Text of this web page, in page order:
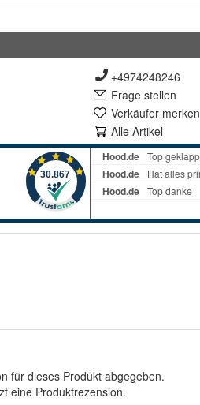
+4974248246
Frage stellen
Verkäufer merken
Alle Artikel
für dieses Produkt abgegeben.
eine Produktrezension.